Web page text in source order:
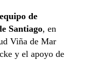
de
Santiago, en
Viña de Mar
y el apoyo de